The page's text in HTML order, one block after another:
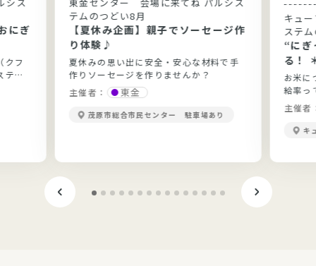
にぎ
クフ
テム
テムのつどい8月
【夏休み企画】親子でソーセージ作
り体験♪
夏休みの思い出に安全・安心な材料で手
作りソーセージを作りませんか？
主催者：
東金
茂原市総合市民センター 駐車場あり
キュ
ステ
“にぎ
る！
お米に
給率っ
当？
きます
主催者
キ